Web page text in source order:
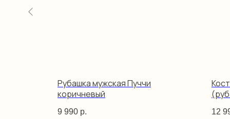
Рубашка мужская Пуччи
коричневый
9 990 р. 12